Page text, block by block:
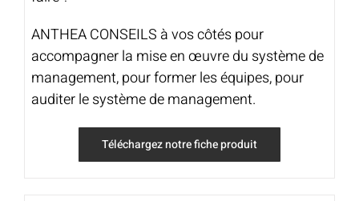
ANTHEA CONSEILS à vos côtés pour
accompagner la mise en œuvre du système de
management, pour former les équipes, pour
auditer le système de management.
Téléchargez notre fiche produit